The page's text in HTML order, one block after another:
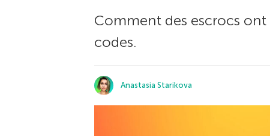
Comment des escrocs
codes.
Anastasia Starikova